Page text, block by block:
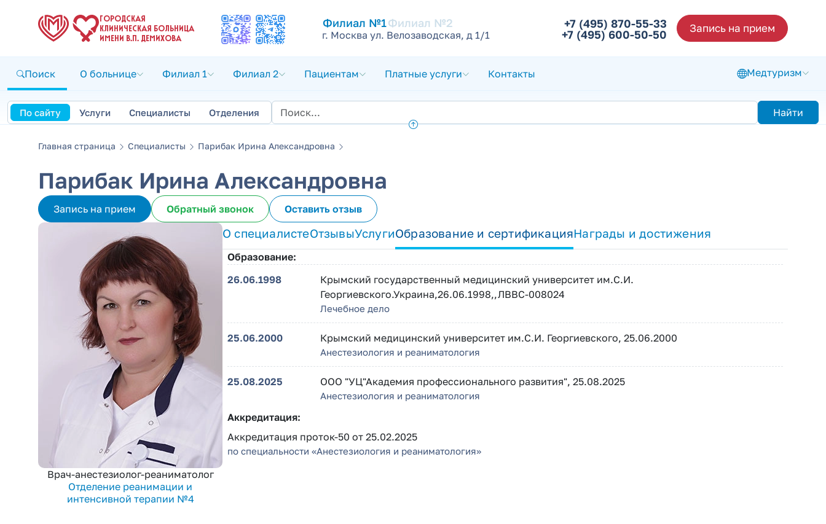
ГОРОДСКАЯ
КЛИНИЧЕСКАЯ БОЛЬНИЦА
ИМЕНИ В.П. ДЕМИХОВА
Филиал №1Филиал №2
г. Москва ул. Велозаводская, д 1/1
+7 (495) 870-55-33
+7 (495) 600-50-50
Запись на прием
Поиск О больнице Филиал 1 Филиал 2 Пациентам Платные услуги Контакты Медтуризм
По сайту Услуги Специалисты Отделения Найти
Главная страница Специалисты Парибак Ирина Александровна
Парибак Ирина Александровна
Запись на прием Обратный звонок Оставить отзыв
Врач-анестезиолог-реаниматолог
Отделение реанимации и
интенсивной терапии №4
О специалистеОтзывыУслугиОбразование и сертификацияНаграды и достижения
Образование:
26.06.1998
Крымский государственный медицинский университет им.С.И.
Георгиевского.Украина,26.06.1998,,ЛВВС-008024
Лечебное дело
25.06.2000 Крымский медицинский университет им.С.И. Георгиевского, 25.06.2000
Анестезиология и реаниматология
25.08.2025 ООО "УЦ"Академия профессионального развития", 25.08.2025
Анестезиология и реаниматология
Аккредитация:
Аккредитация проток-50 от 25.02.2025
по специальности «Анестезиология и реаниматология»